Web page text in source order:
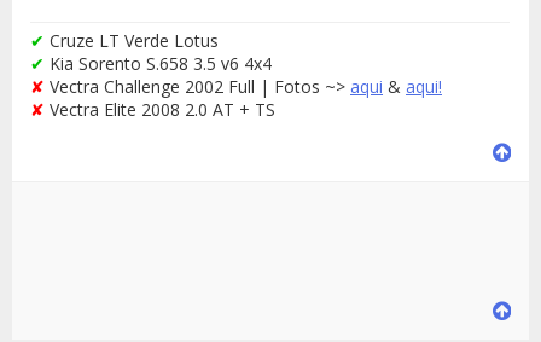
✔ Cruze LT Verde Lotus
✔ Kia Sorento S.658 3.5 v6 4x4
✘ Vectra Challenge 2002 Full | Fotos ~> aqui & aqui!
✘ Vectra Elite 2008 2.0 AT + TS